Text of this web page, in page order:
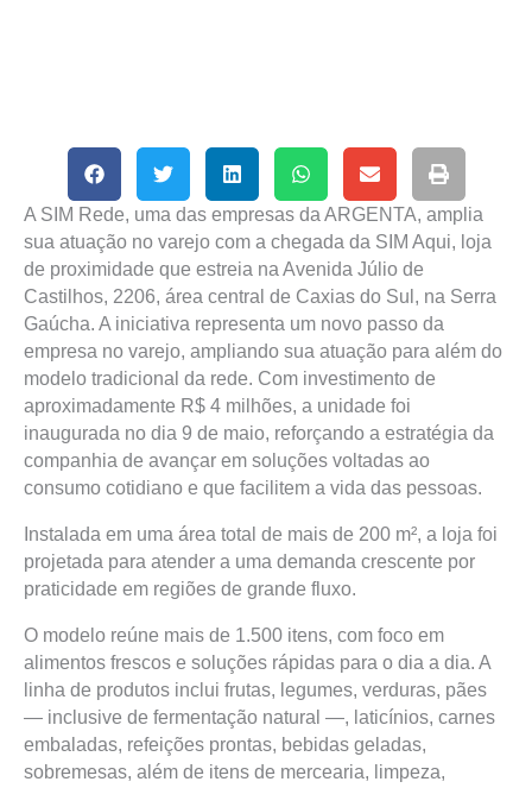
A SIM Rede, uma das empresas da ARGENTA, amplia
sua atuação no varejo com a chegada da SIM Aqui, loja
de proximidade que estreia na Avenida Júlio de
Castilhos, 2206, área central de Caxias do Sul, na Serra
Gaúcha. A iniciativa representa um novo passo da
empresa no varejo, ampliando sua atuação para além do
modelo tradicional da rede. Com investimento de
aproximadamente R$ 4 milhões, a unidade foi
inaugurada no dia 9 de maio, reforçando a estratégia da
companhia de avançar em soluções voltadas ao
consumo cotidiano e que facilitem a vida das pessoas.
Instalada em uma área total de mais de 200 m², a loja foi
projetada para atender a uma demanda crescente por
praticidade em regiões de grande fluxo.
O modelo reúne mais de 1.500 itens, com foco em
alimentos frescos e soluções rápidas para o dia a dia. A
linha de produtos inclui frutas, legumes, verduras, pães
— inclusive de fermentação natural —, laticínios, carnes
embaladas, refeições prontas, bebidas geladas,
sobremesas, além de itens de mercearia, limpeza,